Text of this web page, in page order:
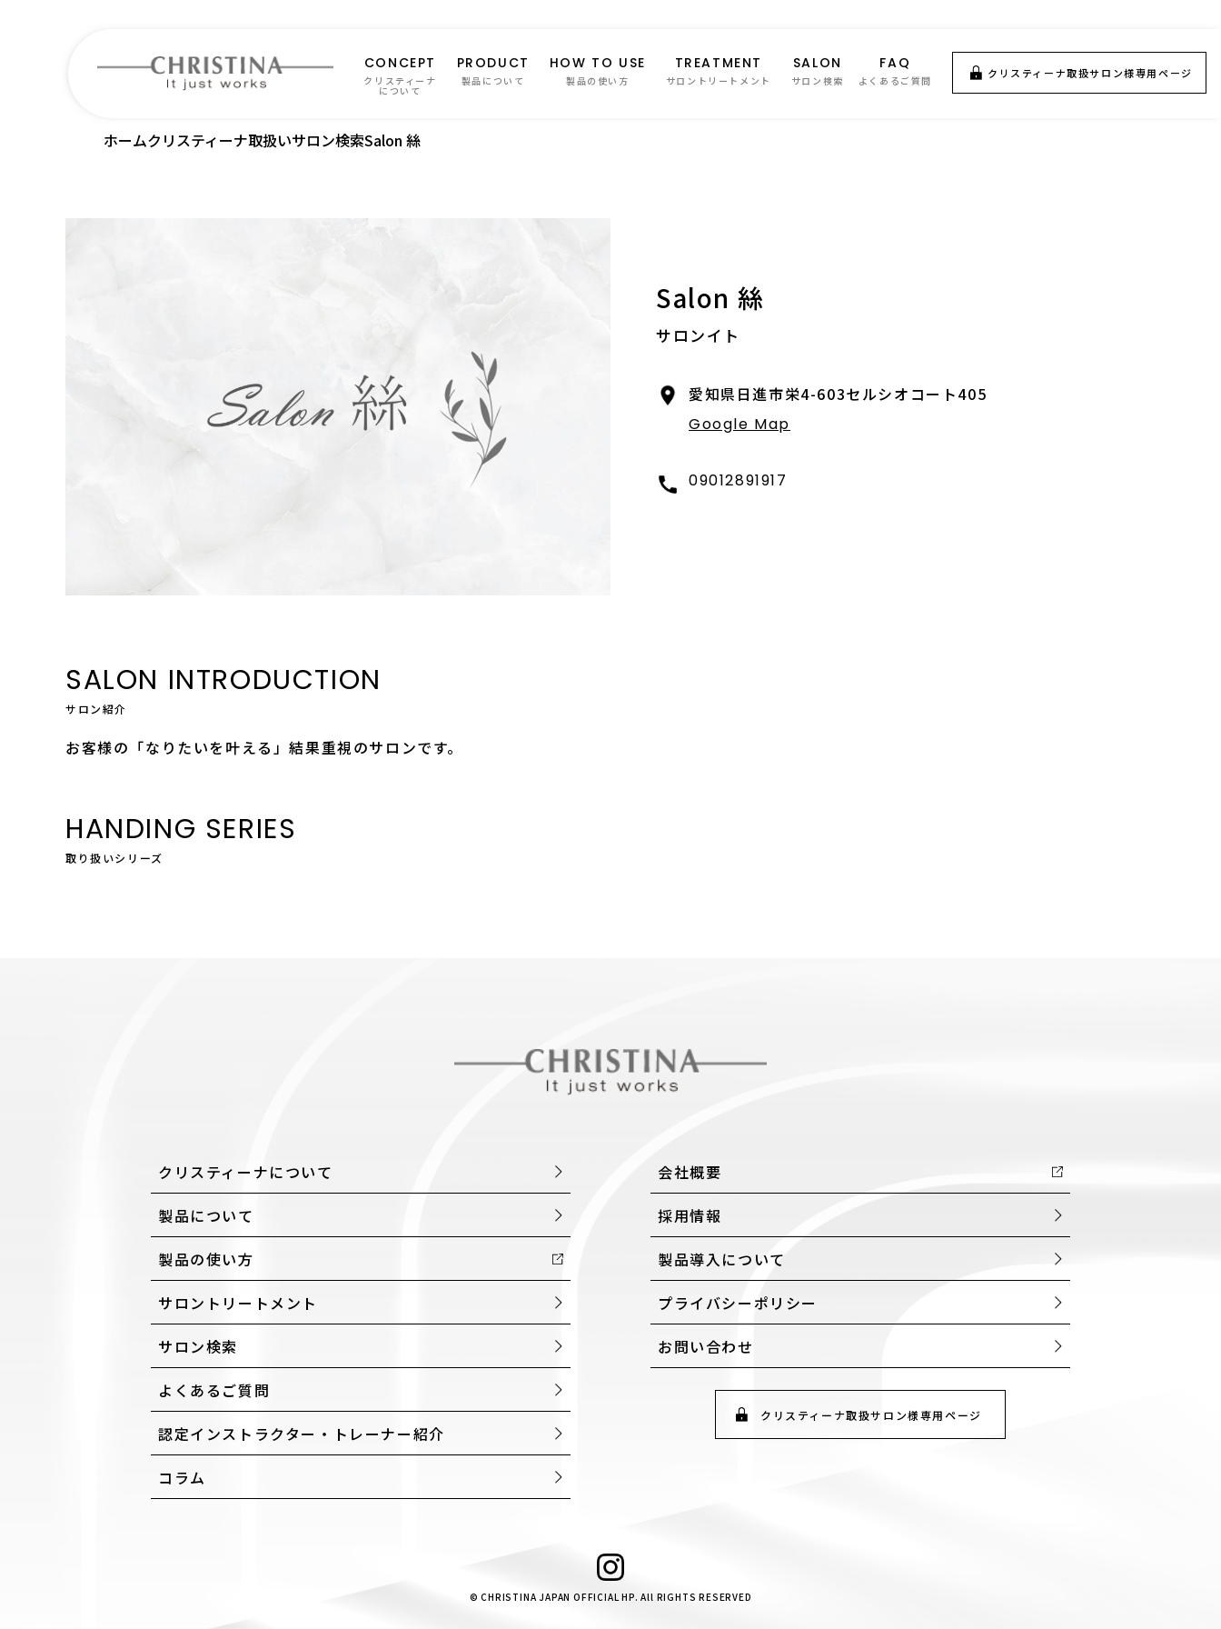
CONCEPT
クリスティーナ
について
PRODUCT
製品について
HOW TO USE
製品の使い方
TREATMENT
サロントリートメント
SALON
サロン検索
FAQ
よくあるご質問
クリスティーナ取扱サロン様専用ページ
ホームクリスティーナ取扱いサロン検索Salon 絲
Salon 絲
サロンイト
愛知県日進市栄4-603セルシオコート405
Google Map
09012891917
SALON INTRODUCTION
サロン紹介
お客様の「なりたいを叶える」結果重視のサロンです。
HANDING SERIES
取り扱いシリーズ
クリスティーナについて
製品について
製品の使い方
サロントリートメント
サロン検索
よくあるご質問
認定インストラクター・トレーナー紹介
コラム
会社概要
採用情報
製品導入について
プライバシーポリシー
お問い合わせ
クリスティーナ取扱サロン様専用ページ
© CHRISTINA JAPAN OFFICIAL HP. All RIGHTS RESERVED